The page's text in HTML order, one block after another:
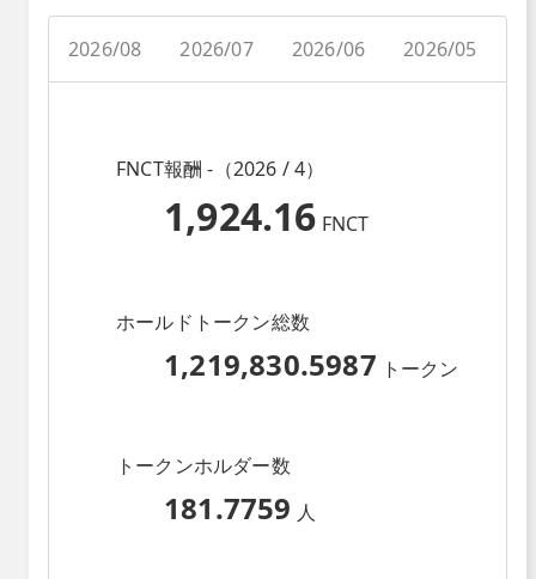
2026/08 2026/07 2026/06 2026/05
FNCT報酬 -（2026 / 4）
1,924.16 FNCT
ホールドトークン総数
1,219,830.5987 トークン
トークンホルダー数
181.7759 人